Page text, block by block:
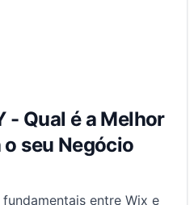
- Qual é a Melhor
seu Negócio
entre Wix e